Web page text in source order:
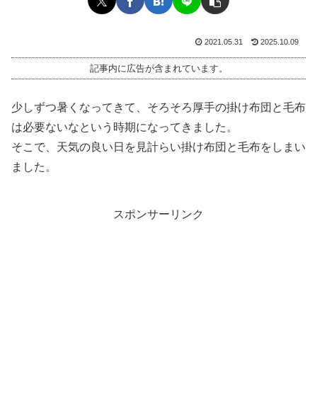
2021.05.31 2025.10.09
記事内に広告が含まれています。
少しずつ暑くなってきて、そろそろ厚手の掛け布団と毛布
は必要ないなという時期になってきました。
そこで、天気の良い日を見計らい掛け布団と毛布をしまい
ました。
スポンサーリンク